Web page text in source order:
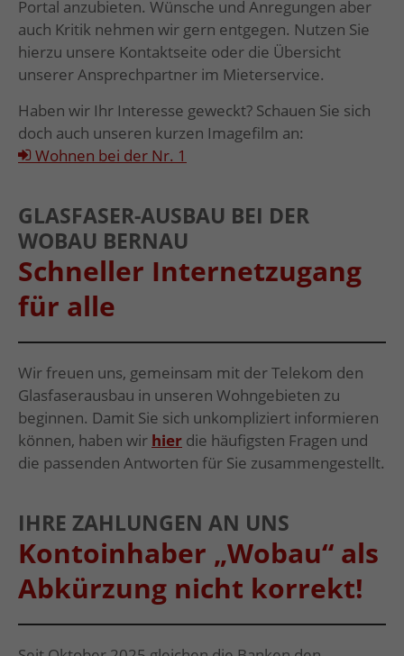
Portal anzubieten. Wünsche und Anregungen aber
auch Kritik nehmen wir gern entgegen. Nutzen Sie
hierzu unsere Kontaktseite oder die Übersicht
unserer Ansprechpartner im Mieterservice.
Haben wir Ihr Interesse geweckt? Schauen Sie sich
doch auch unseren kurzen Imagefilm an:
Wohnen bei der Nr. 1
GLASFASER-AUSBAU BEI DER
WOBAU BERNAU
Schneller Internetzugang
für alle
Wir freuen uns, gemeinsam mit der Telekom den
Glasfaserausbau in unseren Wohngebieten zu
beginnen. Damit Sie sich unkompliziert informieren
können, haben wir hier die häufigsten Fragen und
die passenden Antworten für Sie zusammengestellt.
IHRE ZAHLUNGEN AN UNS
Kontoinhaber „Wobau“ als
Abkürzung nicht korrekt!